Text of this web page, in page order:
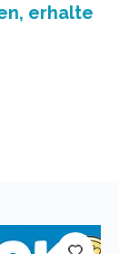
erhalte